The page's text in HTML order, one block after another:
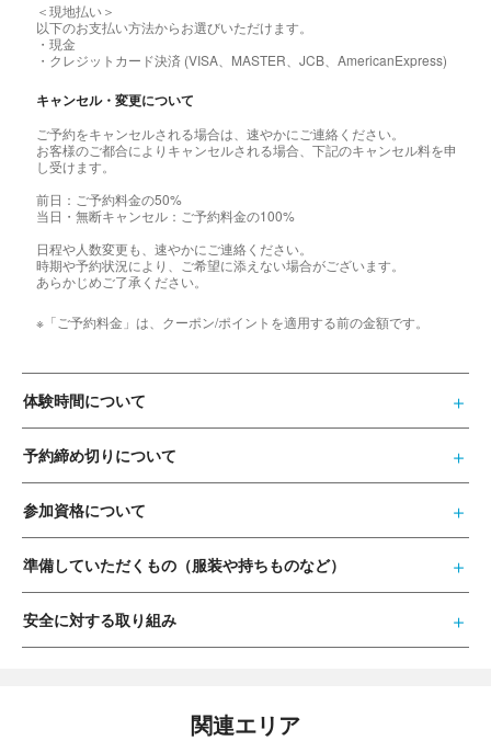
＜現地払い＞
以下のお支払い方法からお選びいただけます。
・現金
・クレジットカード決済 (VISA、MASTER、JCB、AmericanExpress)
キャンセル・変更について
ご予約をキャンセルされる場合は、速やかにご連絡ください。
お客様のご都合によりキャンセルされる場合、下記のキャンセル料を申
し受けます。
前日：ご予約料金の50%
当日・無断キャンセル：ご予約料金の100%
日程や人数変更も、速やかにご連絡ください。
時期や予約状況により、ご希望に添えない場合がございます。
あらかじめご了承ください。
※「ご予約料金」は、クーポン/ポイントを適用する前の金額です。
体験時間について
予約締め切りについて
参加資格について
準備していただくもの（服装や持ちものなど）
安全に対する取り組み
関連エリア